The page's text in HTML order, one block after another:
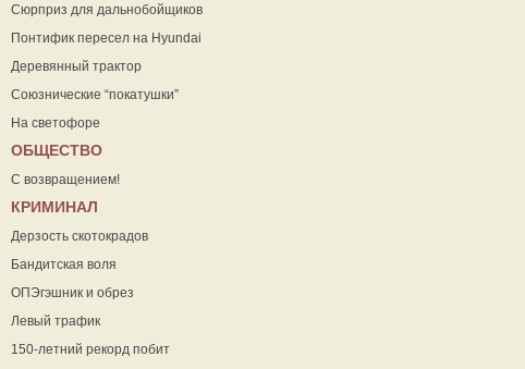
Сюрприз для дальнобойщиков
Понтифик пересел на Hyundai
Деревянный трактор
Союзнические “покатушки”
На светофоре
ОБЩЕСТВО
С возвращением!
КРИМИНАЛ
Дерзость скотокрадов
Бандитская воля
ОПЭгэшник и обрез
Левый трафик
150-летний рекорд побит